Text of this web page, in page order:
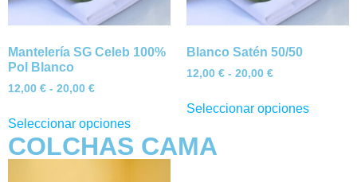
Mantelería SG Celeb 100%
Pol Blanco
12,00 € - 20,00 €
Seleccionar opciones
Blanco Satén 50/50
12,00 € - 20,00 €
Seleccionar opciones
COLCHAS CAMA